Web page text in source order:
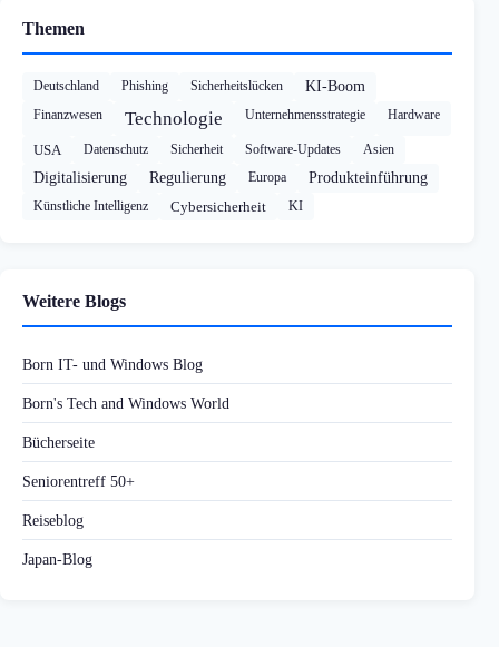
Themen
Deutschland Phishing Sicherheitslücken KI-Boom
Finanzwesen Technologie Unternehmensstrategie Hardware
USA Datenschutz Sicherheit Software-Updates Asien
Digitalisierung Regulierung Europa Produkteinführung
Künstliche Intelligenz Cybersicherheit KI
Weitere Blogs
Born IT- und Windows Blog
Born's Tech and Windows World
Bücherseite
Seniorentreff 50+
Reiseblog
Japan-Blog